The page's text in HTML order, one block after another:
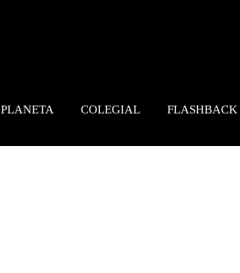
PLANETA COLEGIAL FLASHBACK